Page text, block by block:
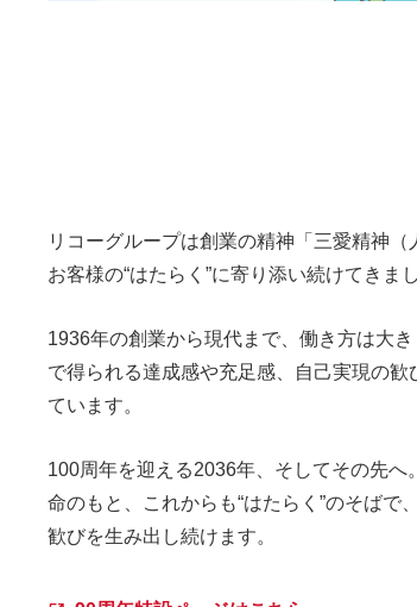
リコーグループは創業の精神「三愛精神（
お客様の“はたらく”に寄り添い続けてきまし
1936年の創業から現代まで、働き方は大
で得られる達成感や充足感、自己実現の
ています。
100周年を迎える2036年、そしてその先へ
命のもと、これからも“はたらく”のそば
歓びを生み出し続けます。